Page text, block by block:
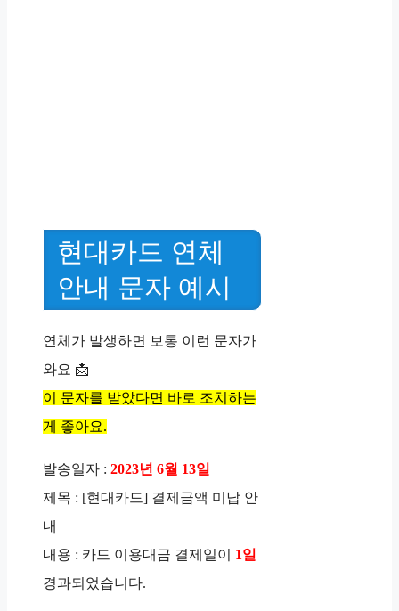
현대카드 연체
안내 문자 예시
연체가 발생하면 보통 이런 문자가
와요 📩
이 문자를 받았다면 바로 조치하는
게 좋아요.
발송일자 : 2023년 6월 13일
제목 : [현대카드] 결제금액 미납 안
내
내용 : 카드 이용대금 결제일이 1일
경과되었습니다.